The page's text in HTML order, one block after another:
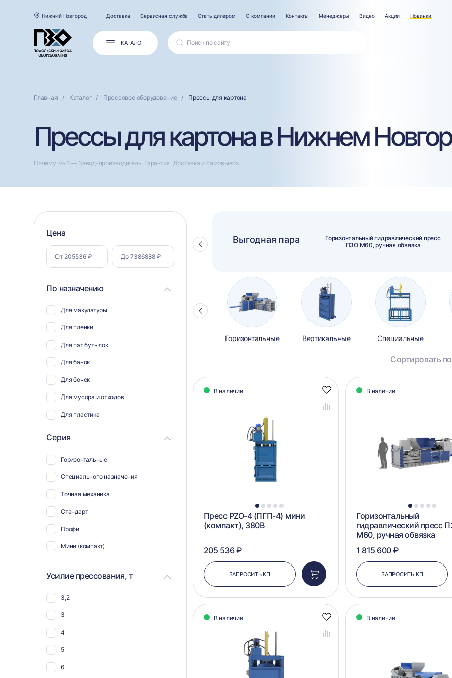
Нижний Новгород Доставка Сервисная служба Стать дилером О компании Контакты Менеджеры Видео Акции Новинки
КАТАЛОГ
Главная Каталог Прессовое оборудование Прессы для картона
Прессы для картона в Нижнем
Почему мы? — Завод-производитель. Гарантия. Доставка и самовывоз.
Фильтр
по
параметрам
Цена
По назначению
Для макулатуры
Для пленки
Для пэт бутылок
Для банок
Для бочек
Для мусора и отходов
Для пластика
Серия
Горизонтальные
Специального назначения
Точная механика
Стандарт
Профи
Мини (компакт)
Усилие прессования, т
3,2
3
4
5
6
Стрелка
Полуавтоматический паллетоупаковщик
ПЗО BPW-2000
Выгодная пара
Горизонтальный гидравлический пресс
ПЗО М60, ручная обвязка
Стрелка
Горизонтальные Вертикальные Специальные
Сортировать
Каталог
В наличии
Добавить
Добавить
1 2 3 4 5
Пресс PZO-4 (ПГП-4) мини
(компакт), 380В
205 536 ₽
ЗАПРОСИТЬ КП
Добавить
в
корзину
В наличии
1 2 3 4 5
Горизонтальный
гидравлический пресс
М60, ручная обвязка
1 815 600 ₽
ЗАПРОСИТЬ КП
В наличии
Добавить
Добавить
В наличии